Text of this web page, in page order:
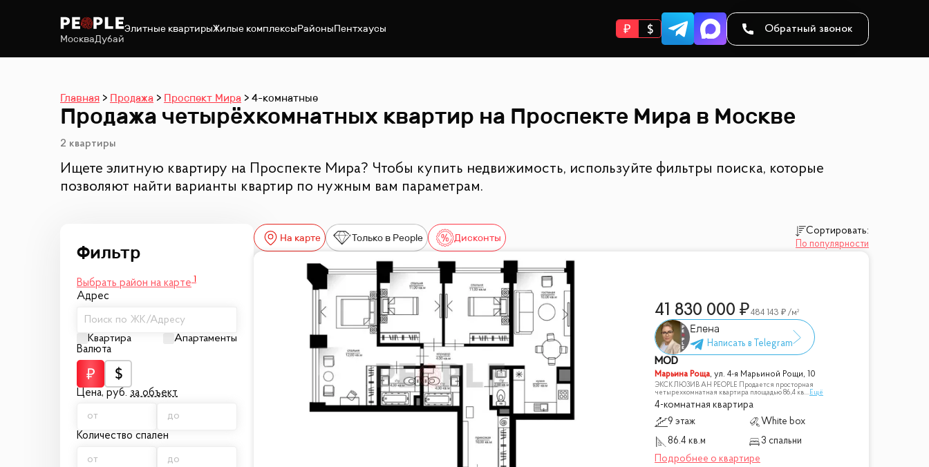
МоскваДубай
Элитные квартирыЖилые комплексыРайоныПентхаусы Обратный звонок
Главная Продажа Проспект Мира 4-комнатные
Продажа четырёхкомнатных квартир на Проспекте Мира в Москве
2 квартиры
Ищете элитную квартиру на Проспекте Мира? Чтобы купить недвижимость, используйте фильтры поиска, которые
позволяют найти варианты квартир по нужным вам параметрам.
Выбрать район на карте 1
Адрес
Поиск по ЖК/Адресу
Квартира
Апартаменты
Валюта
Цена, руб. за объект
Количество спален
На карте Только в People Дисконты
Сортировать:
По популярности
41 830 000 484 143 /м²
Елена
MOD
Марьина Роща, ул. 4-я Марьиной Рощи, 10
ЭКСКЛЮЗИВ АН PEOPLE Продается просторная
четырехкомнатная квартира площадью 86,4 кв....Ещё
4-комнатная квартира
9 этаж
White box
86.4 кв.м
3 спальни